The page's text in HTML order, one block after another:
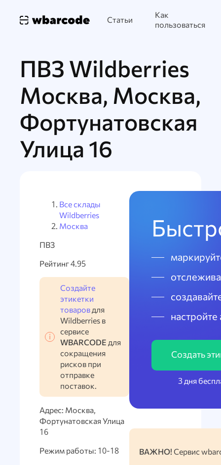
Статьи
Как
пользоваться
ПВЗ Wildberries
Москва, Москва,
Фортунатовская
Улица 16
Все склады
Wildberries
Москва
ПВЗ
Рейтинг 4.95
Создайте
этикетки
товаров для
Wildberries в
сервисе
WBARCODE для
сокращения
рисков при
отправке
поставок.
Адрес: Москва,
Фортунатовская Улица
16
Режим работы: 10-18
Создать
3 дня
ВАЖНО! Сервис